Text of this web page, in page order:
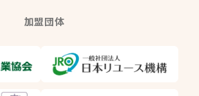
加盟団体